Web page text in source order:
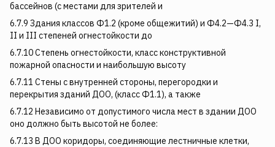
бассейнов (с местами для зрителей и
6.7.9 Здания классов Ф1.2 (кроме общежитий) и Ф4.2—Ф4.3 I,
II и III степеней огнестойкости до­
6.7.10 Степень огнестойкости, класс конструктивной
пожарной опасности и наибольшую высоту
6.7.11 Стены с внутренней стороны, перегородки и
перекрытия зданий ДОО, (класс Ф1.1), а также
6.7.12 Независимо от допустимого числа мест в здании ДОО
оно должно быть высотой не более:
6.7.13 В ДОО коридоры, соединяющие лестничные клетки,